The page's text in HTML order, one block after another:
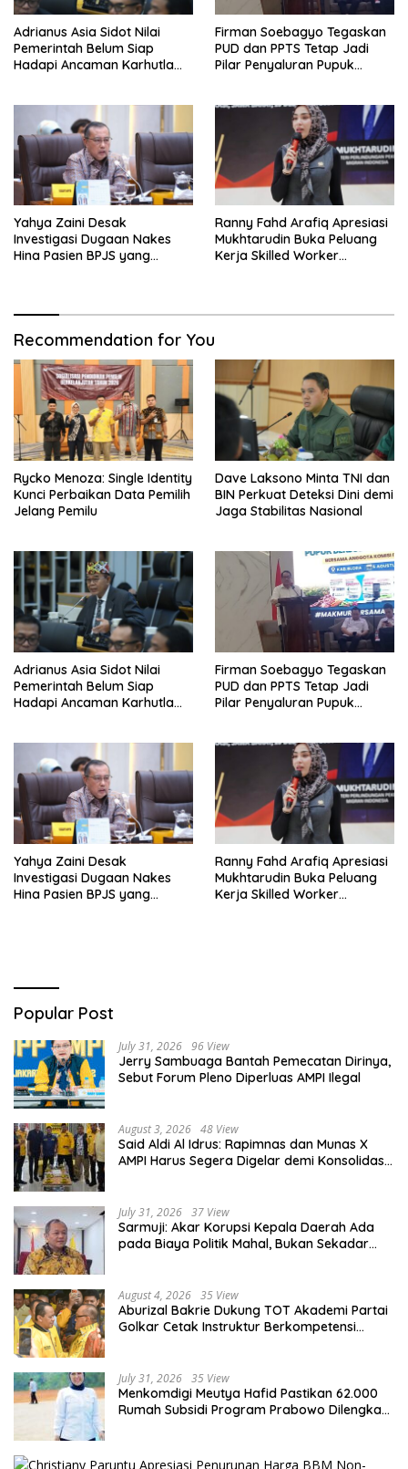
Adrianus Asia Sidot Nilai
Pemerintah Belum Siap
Hadapi Ancaman Karhutla
Firman Soebagyo Tegaskan
PUD dan PPTS Tetap Jadi
Pilar Penyaluran Pupuk
Yahya Zaini Desak
Investigasi Dugaan Nakes
Hina Pasien BPJS yang
Ranny Fahd Arafiq Apresiasi
Mukhtarudin Buka Peluang
Kerja Skilled Worker
Recommendation for You
Rycko Menoza: Single Identity
Kunci Perbaikan Data Pemilih
Jelang Pemilu
Dave Laksono Minta TNI dan
BIN Perkuat Deteksi Dini demi
Jaga Stabilitas Nasional
Adrianus Asia Sidot Nilai
Pemerintah Belum Siap
Hadapi Ancaman Karhutla
Firman Soebagyo Tegaskan
PUD dan PPTS Tetap Jadi
Pilar Penyaluran Pupuk
Yahya Zaini Desak
Investigasi Dugaan Nakes
Hina Pasien BPJS yang
Ranny Fahd Arafiq Apresiasi
Mukhtarudin Buka Peluang
Kerja Skilled Worker
Popular Post
July 31, 2026 96 View
Jerry Sambuaga Bantah Pemecatan Dirinya,
Sebut Forum Pleno Diperluas AMPI Ilegal
August 3, 2026 48 View
Said Aldi Al Idrus: Rapimnas dan Munas X
AMPI Harus Segera Digelar demi Konsolidasi
July 31, 2026 37 View
Sarmuji: Akar Korupsi Kepala Daerah Ada
pada Biaya Politik Mahal, Bukan Sekadar
August 4, 2026 35 View
Aburizal Bakrie Dukung TOT Akademi Partai
Golkar Cetak Instruktur Berkompetensi
July 31, 2026 35 View
Menkomdigi Meutya Hafid Pastikan 62.000
Rumah Subsidi Program Prabowo Dilengkapi